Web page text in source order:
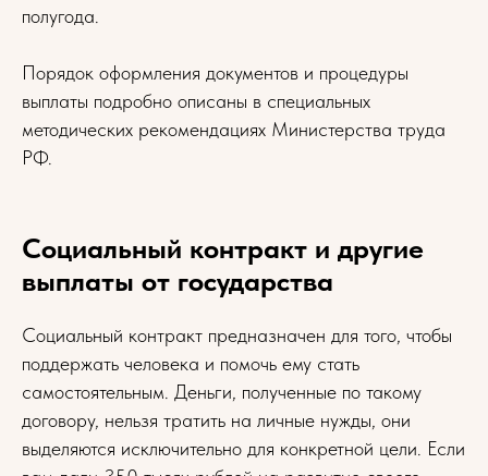
полугода.
Порядок оформления документов и процедуры
выплаты подробно описаны в специальных
методических рекомендациях Министерства труда
РФ.
Социальный контракт и другие
выплаты от государства
Социальный контракт предназначен для того, чтобы
поддержать человека и помочь ему стать
самостоятельным. Деньги, полученные по такому
договору, нельзя тратить на личные нужды, они
выделяются исключительно для конкретной цели. Если